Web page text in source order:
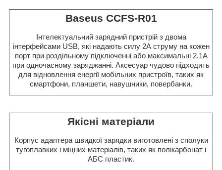
Baseus CCFS-R01
Інтелектуальний зарядний пристрій з двома
інтерфейсами USB, які надають силу 2А струму на кожен
порт при роздільному підключенні або максимальні 2.1А
при одночасному заряджанні. Аксесуар чудово підходить
для відновлення енергії мобільних пристроїв, таких як
смартфони, планшети, навушники, повербанки.
Якісні матеріали
Корпус адаптера швидкої зарядки виготовлені з сполуки
тугоплавких і міцних матеріалів, таких як полікарбонат і
АБС пластик.